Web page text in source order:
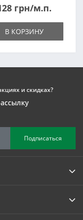
грн/м.п.
В КОРЗИНУ
и скидках?
Подписаться